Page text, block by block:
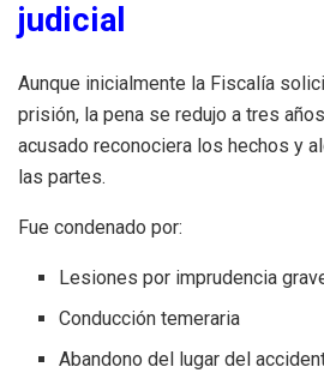
judicial
Aunque inicialmente la Fiscalía
prisión, la pena se redujo a tres
acusado reconociera los hechos y
las partes.
Fue condenado por:
Lesiones por imprudencia
Conducción temeraria
Abandono del lugar del